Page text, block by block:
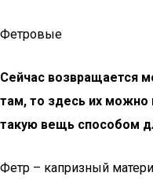
Фетровые
Сейчас возвращается
там, то здесь их можно
такую вещь способом
Фетр – капризный